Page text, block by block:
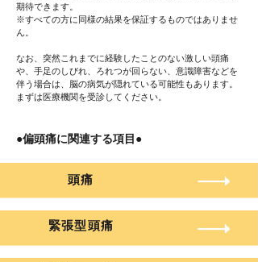
期待できます。
※すべての方に同様の結果を保証するものではありませ
ん。
なお、突然これまでに経験したことのない激しい頭痛
や、手足のしびれ、ろれつが回らない、意識障害などを
伴う場合は、脳の病気が隠れている可能性もあります。
まずは医療機関を受診してください。
●偏頭痛に関連する項目●
頭痛
緊張型頭痛